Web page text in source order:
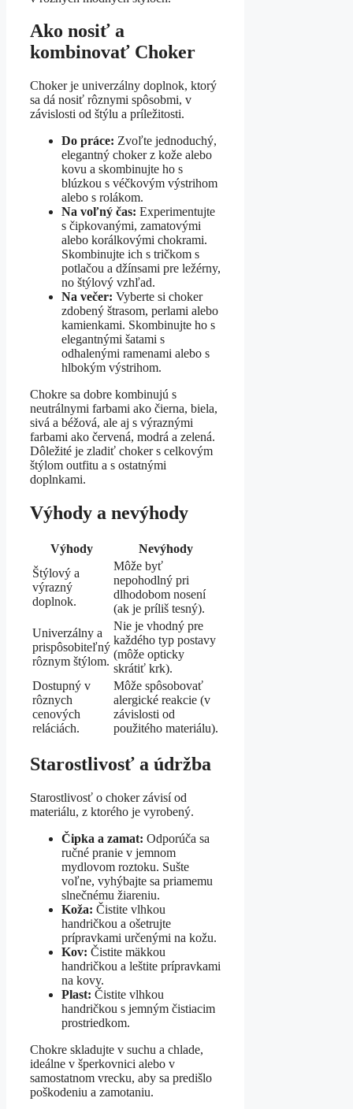
Ako nosiť a
kombinovať Choker
Choker je univerzálny doplnok, ktorý
sa dá nosiť rôznymi spôsobmi, v
závislosti od štýlu a príležitosti.
Do práce: Zvoľte jednoduchý,
elegantný choker z kože alebo
kovu a skombinujte ho s
blúzkou s véčkovým výstrihom
alebo s rolákom.
Na voľný čas: Experimentujte
s čipkovanými, zamatovými
alebo korálkovými chokrami.
Skombinujte ich s tričkom s
potlačou a džínsami pre ležérny,
no štýlový vzhľad.
Na večer: Vyberte si choker
zdobený štrasom, perlami alebo
kamienkami. Skombinujte ho s
elegantnými šatami s
odhalenými ramenami alebo s
hlbokým výstrihom.
Chokre sa dobre kombinujú s
neutrálnymi farbami ako čierna, biela,
sivá a béžová, ale aj s výraznými
farbami ako červená, modrá a zelená.
Dôležité je zladiť choker s celkovým
štýlom outfitu a s ostatnými
doplnkami.
Výhody a nevýhody
Výhody
Nevýhody
Štýlový a
výrazný
doplnok.
Môže byť
nepohodlný pri
dlhodobom nosení
(ak je príliš tesný).
Univerzálny a
prispôsobiteľný
rôznym štýlom.
Nie je vhodný pre
každého typ postavy
(môže opticky
skrátiť krk).
Dostupný v
rôznych
cenových
reláciách.
Môže spôsobovať
alergické reakcie (v
závislosti od
použitého materiálu).
Starostlivosť a údržba
Starostlivosť o choker závisí od
materiálu, z ktorého je vyrobený.
Čipka a zamat: Odporúča sa
ručné pranie v jemnom
mydlovom roztoku. Sušte
voľne, vyhýbajte sa priamemu
slnečnému žiareniu.
Koža: Čistite vlhkou
handričkou a ošetrujte
prípravkami určenými na kožu.
Kov: Čistite mäkkou
handričkou a leštite prípravkami
na kovy.
Plast: Čistite vlhkou
handričkou s jemným čistiacim
prostriedkom.
Chokre skladujte v suchu a chlade,
ideálne v šperkovnici alebo v
samostatnom vrecku, aby sa predišlo
poškodeniu a zamotaniu.